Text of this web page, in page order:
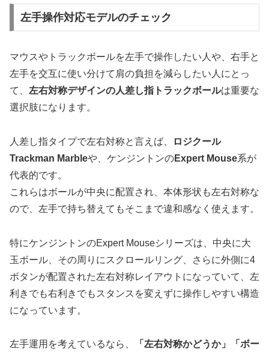
左手操作対応モデルのチェック
マウスやトラックボールを左手で操作したい人や、右手と
左手を交互に使い分けて肩の負担を減らしたい人にとっ
て、 左右対称デザインの人差し指トラックボールは重要な
選択肢になります。
人差し指タイプで左右対称と言えば、
ロジクール
Trackman Marbleや、ケンジントンのExpert Mouse系が
代表的です。
これらはボールが中央に配置され、本体形状も左右対称な
ので、左手で持ち替えてもそこまで違和感なく使えます。
特にケンジントンのExpert Mouseシリーズは、中央に大
玉ボール、その周りにスクロールリング、さらに外側に4
ボタンが配置された左右対称レイアウトになっていて、 左
利きでも右利きでもスタンスを変えずに操作しやすい構造
になっています。
左手運用を考えているなら、
「左右対称かどうか」「ボー